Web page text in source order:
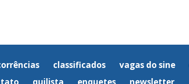
classificados vagas do sine